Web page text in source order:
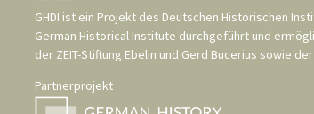
GHDI ist ein Projekt des Deutschen Historischen
German Historical Institute durchgeführt und
der ZEIT-Stiftung Ebelin und Gerd Bucerius sowie der
Partnerprojekt